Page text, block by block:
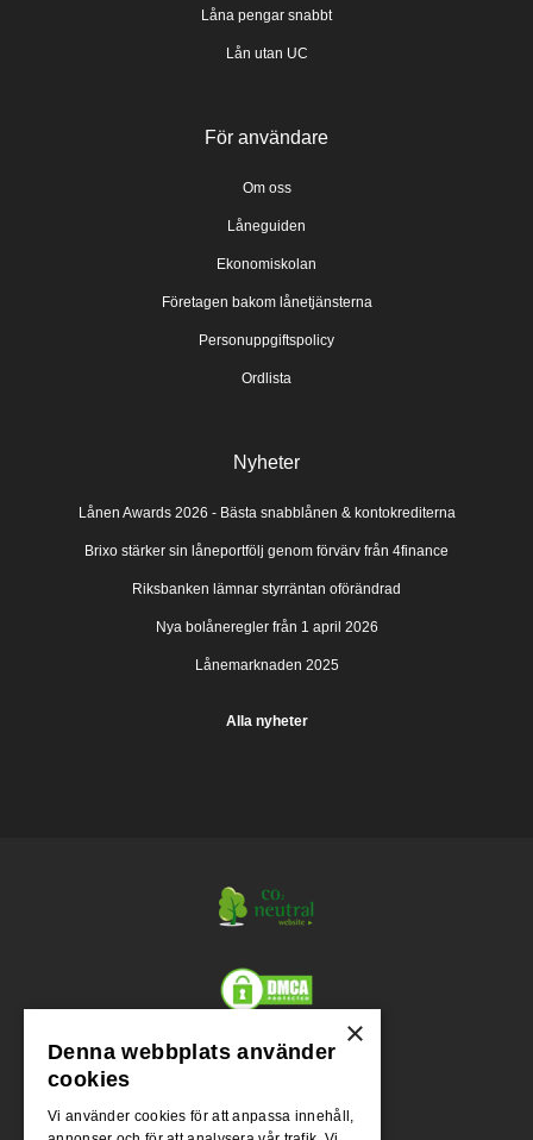
Låna pengar snabbt
Lån utan UC
För användare
Om oss
Låneguiden
Ekonomiskolan
Företagen bakom lånetjänsterna
Personuppgiftspolicy
Ordlista
Nyheter
Lånen Awards 2026 - Bästa snabblånen & kontokrediterna
Brixo stärker sin låneportfölj genom förvärv från 4finance
Riksbanken lämnar styrräntan oförändrad
Nya bolåneregler från 1 april 2026
Lånemarknaden 2025
Alla nyheter
Org.nr.
×
Denna webbplats använder
cookies
Vi använder cookies för att anpassa innehåll,